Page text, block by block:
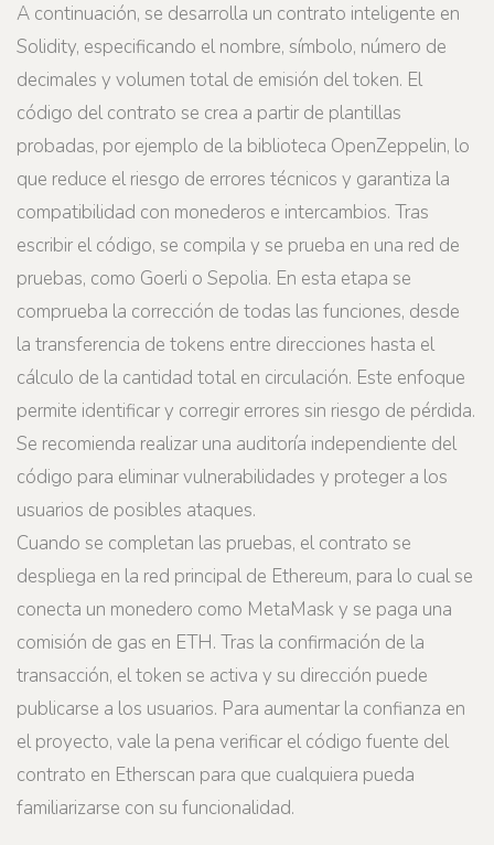
A continuación, se desarrolla un contrato inteligente en
Solidity, especificando el nombre, símbolo, número de
decimales y volumen total de emisión del token. El
código del contrato se crea a partir de plantillas
probadas, por ejemplo de la biblioteca OpenZeppelin, lo
que reduce el riesgo de errores técnicos y garantiza la
compatibilidad con monederos e intercambios. Tras
escribir el código, se compila y se prueba en una red de
pruebas, como Goerli o Sepolia. En esta etapa se
comprueba la corrección de todas las funciones, desde
la transferencia de tokens entre direcciones hasta el
cálculo de la cantidad total en circulación. Este enfoque
permite identificar y corregir errores sin riesgo de pérdida.
Se recomienda realizar una auditoría independiente del
código para eliminar vulnerabilidades y proteger a los
usuarios de posibles ataques.
Cuando se completan las pruebas, el contrato se
despliega en la red principal de Ethereum, para lo cual se
conecta un monedero como MetaMask y se paga una
comisión de gas en ETH. Tras la confirmación de la
transacción, el token se activa y su dirección puede
publicarse a los usuarios. Para aumentar la confianza en
el proyecto, vale la pena verificar el código fuente del
contrato en Etherscan para que cualquiera pueda
familiarizarse con su funcionalidad.